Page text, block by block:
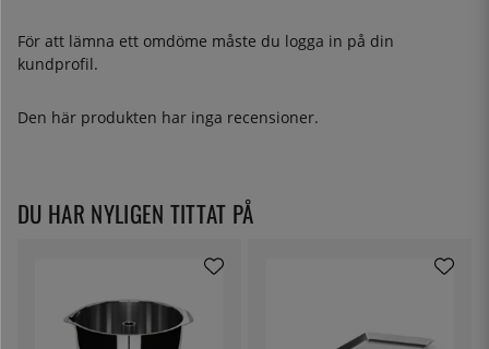
För att lämna ett omdöme måste du logga in på din
kundprofil.
Den här produkten har inga recensioner.
DU HAR NYLIGEN TITTAT PÅ